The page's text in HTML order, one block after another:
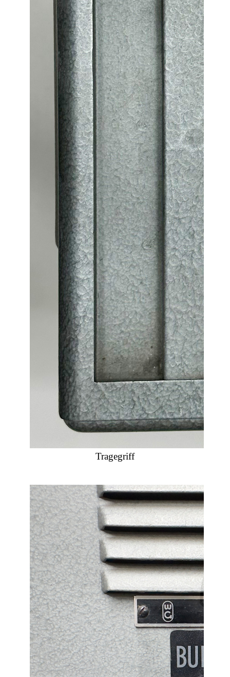
Tragegriff